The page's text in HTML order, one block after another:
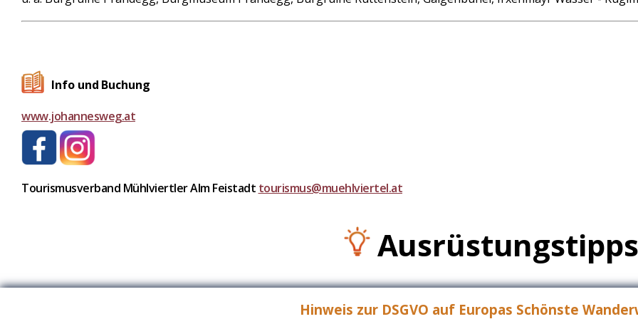
Info und Buchung
www.johannesweg.at
Tourismusverband Mühlviertler Alm Feistadt tourismus@muehlviertel.at
Ausrüstungstipps
Hinweis zur DSGVO auf Europas Schönste